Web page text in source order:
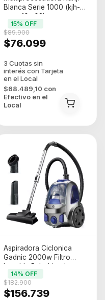
Blanca Serie 1000 (kjh-
mpcy10w02)
$76.099
$89.900
15% OFF
$68.489,10 con
Efectivo en el
Local
Aspiradora Ciclonica
Gadnic 2000w Filtro
Lavable Rebobinado
Automatico De Cable
Azul/gris
$156.739
$182.900
14% OFF